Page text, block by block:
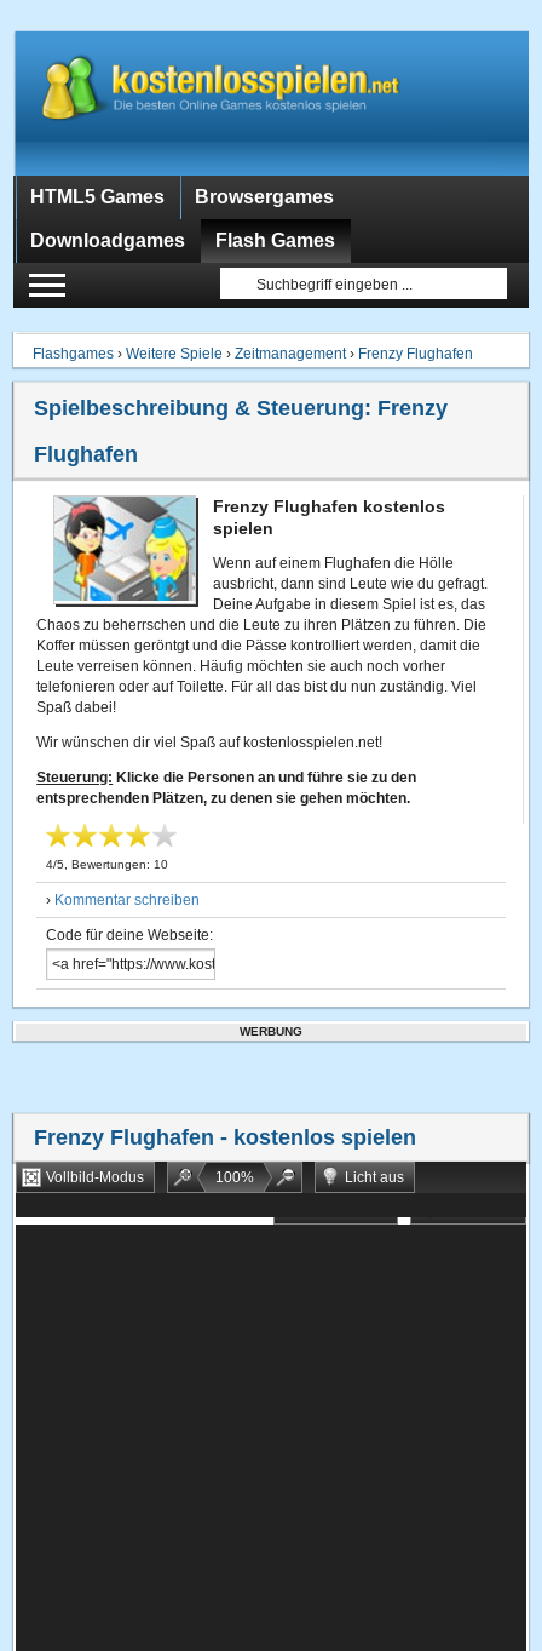
HTML5 Games Browsergames
Downloadgames Flash Games
Flashgames ›Weitere Spiele ›Zeitmanagement› Frenzy Flughafen
Spielbeschreibung & Steuerung: Frenzy
Flughafen
Frenzy Flughafen kostenlos
spielen
Wenn auf einem Flughafen die Hölle
ausbricht, dann sind Leute wie du gefragt.
Deine Aufgabe in diesem Spiel ist es, das
Chaos zu beherrschen und die Leute zu ihren Plätzen zu führen. Die
Koffer müssen geröntgt und die Pässe kontrolliert werden, damit die
Leute verreisen können. Häufig möchten sie auch noch vorher
telefonieren oder auf Toilette. Für all das bist du nun zuständig. Viel
Spaß dabei!
Wir wünschen dir viel Spaß auf kostenlosspielen.net!
Steuerung: Klicke die Personen an und führe sie zu den
entsprechenden Plätzen, zu denen sie gehen möchten.
4/5 , Bewertungen: 10
› Kommentar schreiben
Code für deine Webseite:
WERBUNG
Frenzy Flughafen - kostenlos spielen
Vollbild-Modus 100%
Licht aus